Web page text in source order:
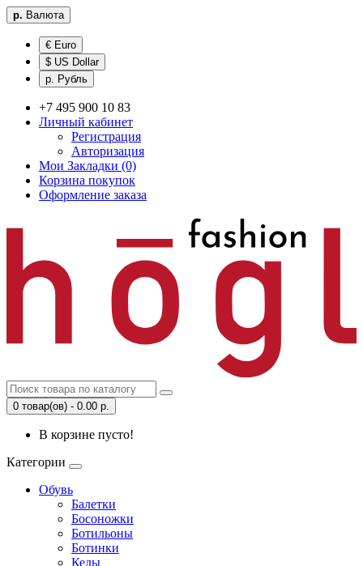
р. Валюта
€ Euro
$ US Dollar
р. Рубль
+7 495 900 10 83
Личный кабинет
Регистрация
Авторизация
Мои Закладки (0)
Корзина покупок
Оформление заказа
0 товар(ов) - 0.00 р.
В корзине пусто!
Категории
Обувь
Балетки
Босоножки
Ботильоны
Ботинки
Кеды